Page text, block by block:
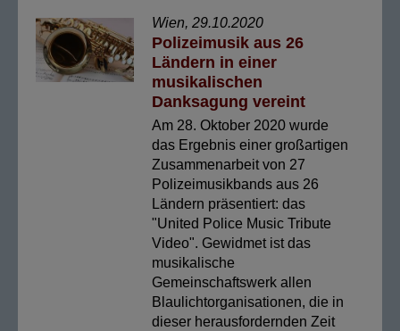
Wien, 29.10.2020
Polizeimusik aus 26
Ländern in einer
musikalischen
Danksagung vereint
Am 28. Oktober 2020 wurde
das Ergebnis einer großartigen
Zusammenarbeit von 27
Polizeimusikbands aus 26
Ländern präsentiert: das
"United Police Music Tribute
Video". Gewidmet ist das
musikalische
Gemeinschaftswerk allen
Blaulichtorganisationen, die in
dieser herausfordernden Zeit